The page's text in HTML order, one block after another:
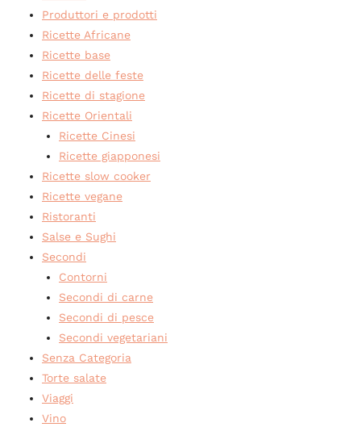
Produttori e prodotti
Ricette Africane
Ricette base
Ricette delle feste
Ricette di stagione
Ricette Orientali
Ricette Cinesi
Ricette giapponesi
Ricette slow cooker
Ricette vegane
Ristoranti
Salse e Sughi
Secondi
Contorni
Secondi di carne
Secondi di pesce
Secondi vegetariani
Senza Categoria
Torte salate
Viaggi
Vino